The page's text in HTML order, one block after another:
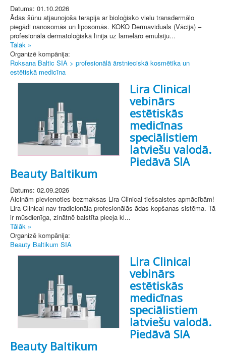
Datums: 01.10.2026
Ādas šūnu atjaunojoša terapija ar bioloģisko vielu transdermālo
piegādi nanosomās un liposomās. KOKO Dermaviduals (Vācija) –
profesionālā dermatoloģiskā līnija uz lamelāro emulsiju...
Tālāk »
Organizē kompānija:
Roksana Baltic SIA > profesionālā ārstnieciskā kosmētika un
estētiskā medicīna
Lira Clinical
vebinārs
estētiskās
medicīnas
speciālistiem
latviešu valodā.
Piedāvā SIA
Beauty Baltikum
Datums: 02.09.2026
Aicinām pievienoties bezmaksas Lira Clinical tiešsaistes apmācībām!
Lira Clinical nav tradicionāla profesionālās ādas kopšanas sistēma. Tā
ir mūsdienīga, zinātnē balstīta pieeja kl...
Tālāk »
Organizē kompānija:
Beauty Baltikum SIA
Lira Clinical
vebinārs
estētiskās
medicīnas
speciālistiem
latviešu valodā.
Piedāvā SIA
Beauty Baltikum